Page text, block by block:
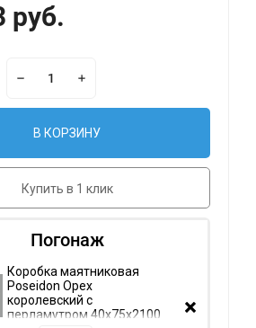
руб.
В КОРЗИНУ
Купить в 1 клик
Погонаж
Коробка маятниковая
Poseidon Орех
королевский с
перламутром 40х75х2100